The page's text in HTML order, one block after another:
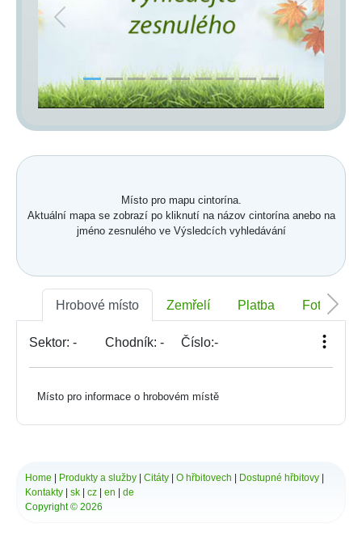
Previous Next
Místo pro mapu cintorína.
Aktuální mapa se zobrazí po kliknutí na názov cintorína anebo na
jméno zesnulého ve Výsledcích vyhledávání
Hrobové místo Zemřelí Platba Foto
Sektor: - Chodník: - Číslo:-
Místo pro informace o hrobovém místě
Home Produkty a služby Citáty O hřbitovech Dostupné hřbitovy
Kontakty
sk cz en
de
Copyright © 2026